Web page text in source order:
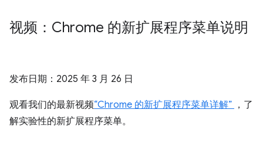
视频：Chrome 的新扩展程序菜单说明
发布日期： 2025 年 3 月 26 日
观看我们的最新视频“Chrome 的新扩展程序菜单详解” ，了
解实验性的新扩展程序菜单。